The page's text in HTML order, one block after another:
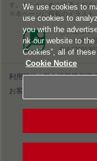
す。あらかじめご了承くださ
本ページに掲載のイラスト
このエルマ
ンツを示す
利用規約|個人情報等保護
お客様情報の外部送信につ
We use cookies to
use cookies to
you with the
nk our website to the
Cookies”, all of
Cookie Notice